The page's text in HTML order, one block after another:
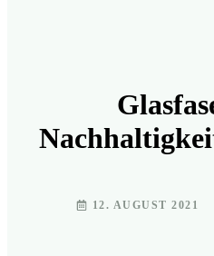
12. AUGUST 2021